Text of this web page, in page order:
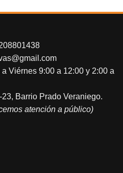
Viérnes 9:00 a 12:00 y 2:00 a
Barrio Prado Veraniego.
atención a público)